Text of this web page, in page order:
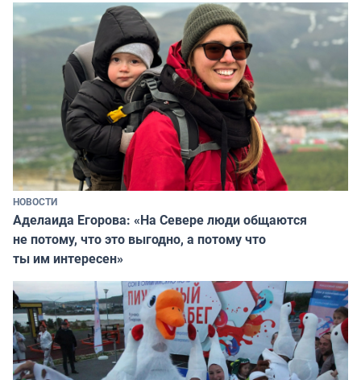
НОВОСТИ
Аделаида Егорова: «На Севере люди общаются
не потому, что это выгодно, а потому что
ты им интересен»